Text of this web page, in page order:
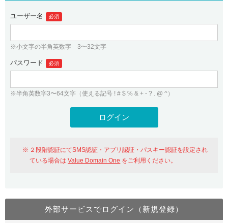
.jpドメインバックオーダー
プレミアムドメイン
人気ドメインの種類
WHOIS検索
紹介制度
バリュードメインAPI
ドメイン・ホスティングOEM
ログイン
従来のバリュードメインをご利用希望の方
Value Domainにログイン
おすすめ One レンタルサーバーを含む最新の機能を使う方
Value Domain Oneにログイン
ユーザー登録
ユーザー名 必須
※小文字の半角英数字 3〜32文字
パスワード 必須
※半角英数字3〜64文字（使える記号 ! # $ % & + - ? . @ ^）
２段階認証にてSMS認証・アプリ認証・パスキー認証を設定され
ている場合はValue Domain One をご利用ください。
外部サービスでログイン（新規登録）